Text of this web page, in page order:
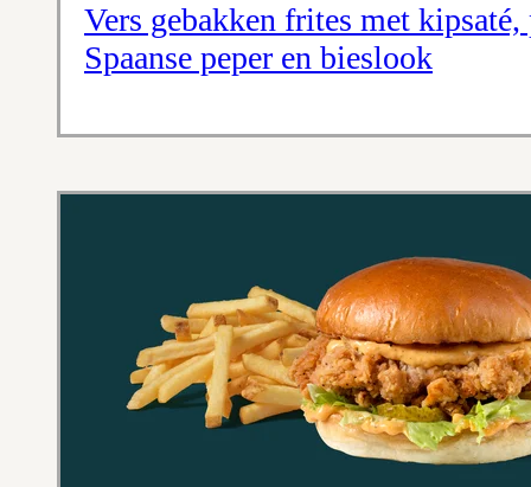
Vers gebakken frites met
Spaanse peper en bieslook